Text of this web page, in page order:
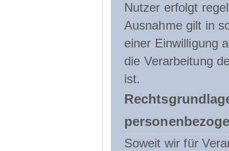
Nutzer erfolgt
Ausnahme gilt in
einer Einwilligung
die Verarbeitung
ist.
Soweit wir für